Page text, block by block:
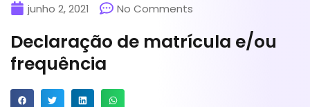
junho 2, 2021 No Comments
Declaração de matrícula e/ou
frequência